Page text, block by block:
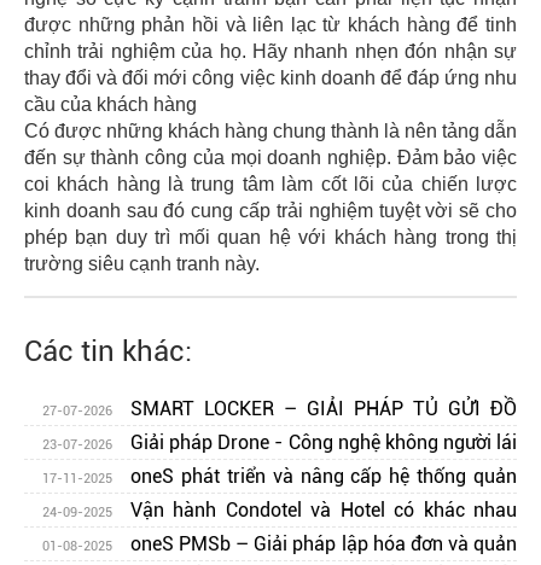
được những phản hồi và liên lạc từ khách hàng để tinh
chỉnh trải nghiệm của họ. Hãy nhanh nhẹn đón nhận sự
thay đổi và đối mới công việc kinh doanh để đáp ứng nhu
cầu của khách hàng
Có được những khách hàng chung thành là nên tảng dẫn
đến sự thành công của mọi doanh nghiệp. Đảm bảo việc
coi khách hàng là trung tâm làm cốt lõi của chiến lược
kinh doanh sau đó cung cấp trải nghiệm tuyệt vời sẽ cho
phép bạn duy trì mối quan hệ với khách hàng trong thị
trường siêu cạnh tranh này.
Các tin khác:
27-07-2026
SMART LOCKER – GIẢI PHÁP TỦ GỬI ĐỒ
THÔNG MINH, AN TOÀN VÀ HIỆN ĐẠI
23-07-2026
Giải pháp Drone - Công nghệ không người lái
cho chuyển đổi số đa ngành
17-11-2025
oneS phát triển và nâng cấp hệ thống quản
lý khách sạn đa nền tảng – oneS PMSh Web
24-09-2025
Vận hành Condotel và Hotel có khác nhau
không?
01-08-2025
oneS PMSb – Giải pháp lập hóa đơn và quản